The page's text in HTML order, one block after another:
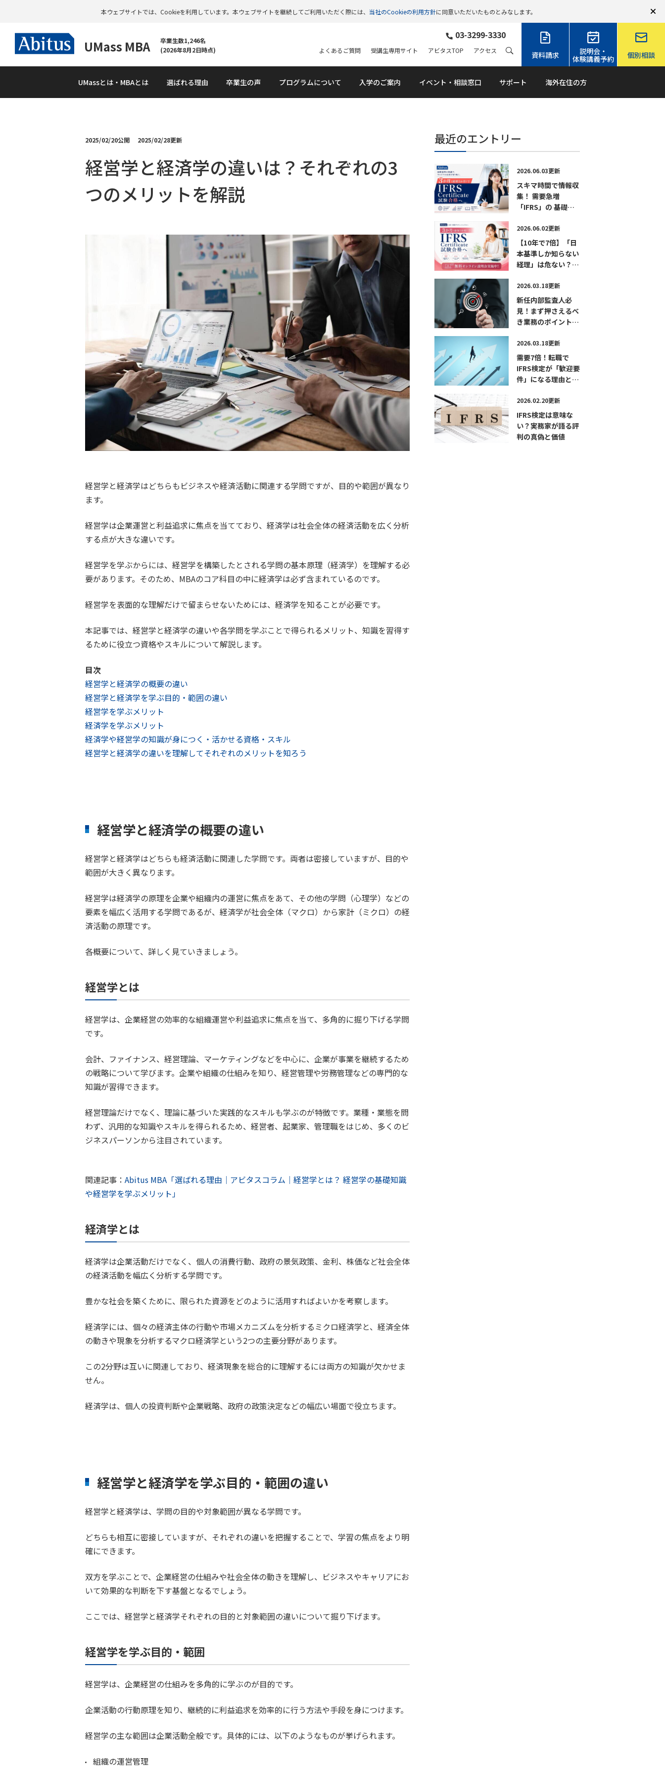
本ウェブサイトでは、Cookieを利用しています。本ウェブサイトを継続してご利用いただく際には、 当社のCookieの利用方針に同意いただいたものとみなします。
UMass MBA
卒業生数1,246名
(2026年8月2日時点)
資料請求
説明会・
体験講義予約
個別相談
03-3299-3330
UMassとは・MBAとは 選ばれる理由 卒業生の声 プログラムについて 入学のご案内 イベント・相談窓口 サポート 海外在住の方
よくあるご質問 受講生専用サイト アビタスTOP アクセス
2025/02/20公開 2025/02/28更新
経営学と経済学の違いは？それぞれの3
つのメリットを解説
経営学と経済学はどちらもビジネスや経済活動に関連する学問ですが、目的や範囲が異なり
ます。
経営学は企業運営と利益追求に焦点を当てており、経済学は社会全体の経済活動を広く分析
する点が大きな違いです。
経営学を学ぶからには、経営学を構築したとされる学問の基本原理（経済学）を理解する必
要があります。そのため、MBAのコア科目の中に経済学は必ず含まれているのです。
経営学を表面的な理解だけで留まらせないためには、経済学を知ることが必要です。
本記事では、経営学と経済学の違いや各学問を学ぶことで得られるメリット、知識を習得す
るために役立つ資格やスキルについて解説します。
目次
経営学と経済学の概要の違い
経営学と経済学を学ぶ目的・範囲の違い
経営学を学ぶメリット
経済学を学ぶメリット
経済学や経営学の知識が身につく・活かせる資格・スキル
経営学と経済学の違いを理解してそれぞれのメリットを知ろう
経営学と経済学の概要の違い
経営学と経済学はどちらも経済活動に関連した学問です。両者は密接していますが、目的や
範囲が大きく異なります。
経営学は経済学の原理を企業や組織内の運営に焦点をあて、その他の学問（心理学）などの
要素を幅広く活用する学問であるが、経済学が社会全体（マクロ）から家計（ミクロ）の経
済活動の原理です。
各概要について、詳しく見ていきましょう。
経営学とは
経営学は、企業経営の効率的な組織運営や利益追求に焦点を当て、多角的に掘り下げる学問
です。
会計、ファイナンス、経営理論、マーケティングなどを中心に、企業が事業を継続するため
の戦略について学びます。企業や組織の仕組みを知り、経営管理や労務管理などの専門的な
知識が習得できます。
経営理論だけでなく、理論に基づいた実践的なスキルも学ぶのが特徴です。業種・業態を問
わず、汎用的な知識やスキルを得られるため、経営者、起業家、管理職をはじめ、多くのビ
ジネスパーソンから注目されています。
関連記事： Abitus MBA「選ばれる理由｜アビタスコラム｜経営学とは？ 経営学の基礎知識
や経営学を学ぶメリット」
経済学とは
経済学は企業活動だけでなく、個人の消費行動、政府の景気政策、金利、株価など社会全体
の経済活動を幅広く分析する学問です。
豊かな社会を築くために、限られた資源をどのように活用すればよいかを考察します。
経済学には、個々の経済主体の行動や市場メカニズムを分析するミクロ経済学と、経済全体
の動きや現象を分析するマクロ経済学という2つの主要分野があります。
この2分野は互いに関連しており、経済現象を総合的に理解するには両方の知識が欠かせま
せん。
経済学は、個人の投資判断や企業戦略、政府の政策決定などの幅広い場面で役立ちます。
経営学と経済学を学ぶ目的・範囲の違い
経営学と経済学は、学問の目的や対象範囲が異なる学問です。
どちらも相互に密接していますが、それぞれの違いを把握することで、学習の焦点をより明
確にできます。
双方を学ぶことで、企業経営の仕組みや社会全体の動きを理解し、ビジネスやキャリアにお
いて効果的な判断を下す基盤となるでしょう。
ここでは、経営学と経済学それぞれの目的と対象範囲の違いについて掘り下げます。
経営学を学ぶ目的・範囲
経営学は、企業経営の仕組みを多角的に学ぶのが目的です。
企業活動の行動原理を知り、継続的に利益追求を効率的に行う方法や手段を身につけます。
経営学の主な範囲は企業活動全般です。具体的には、以下のようなものが挙げられます。
組織の運営管理
最近のエントリー
2026.06.03更新
スキマ時間で情報収
集！ 需要急増
「IFRS」の 基礎か
無料パンフレット
2026.06.02更新
【10年で7倍】「日
本基準しか知らない
経理」は危ない？
を急上昇させる最短
ルート 無料オンラ
イン説明会実施中！
2026.03.18更新
新任内部監査人必
見！まず押さえるべ
き業務のポイントと
人が語る「学び」
「成長」「CIAの活
かし方」
2026.03.18更新
需要7倍！転職で
IFRS検定が「歓迎要
件」になる理由と最
2026.02.20更新
IFRS検定は意味な
い？実務家が語る評
判の真偽と価値